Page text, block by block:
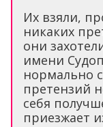
Их взяли,
никаких
они
имени
нормально
претензий
себя
приезжает